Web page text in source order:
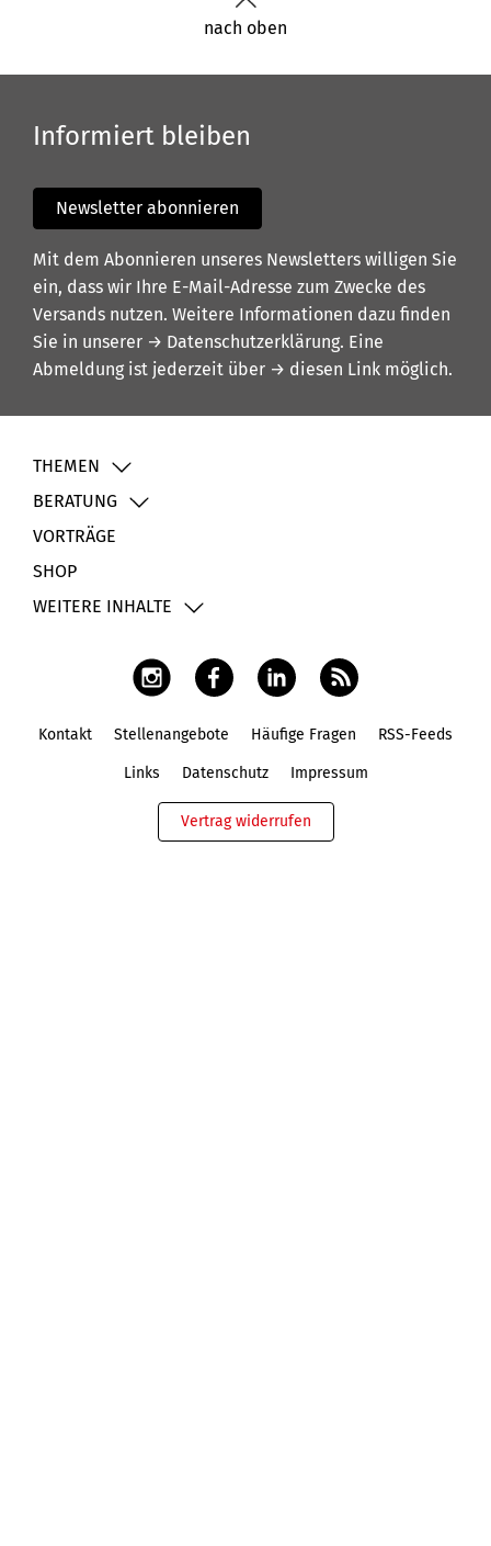
nach oben
Informiert bleiben
Newsletter abonnieren
Mit dem Abonnieren unseres Newsletters willigen Sie
ein, dass wir Ihre E-Mail-Adresse zum Zwecke des
Versands nutzen. Weitere Informationen dazu finden
Sie in unserer → Datenschutzerklärung. Eine
Abmeldung ist jederzeit über → diesen Link möglich.
THEMEN
BERATUNG
VORTRÄGE
SHOP
WEITERE INHALTE
Kontakt Stellenangebote Häufige Fragen RSS-Feeds
Links Datenschutz Impressum
Vertrag widerrufen